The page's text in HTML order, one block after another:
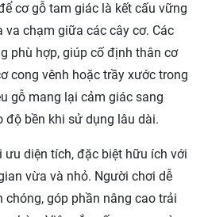
cơ gỗ tam giác là kết cấu vững
va chạm giữa các cây cơ. Các
phù hợp, giúp cố định thân cơ
cong vênh hoặc trầy xước trong
gỗ mang lại cảm giác sang
bền khi sử dụng lâu dài.
diện tích, đặc biệt hữu ích với
vừa và nhỏ. Người chơi dễ
góp phần nâng cao trải